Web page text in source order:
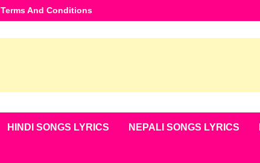
Terms And Conditions
HINDI SONGS LYRICS NEPALI SONGS LYRICS